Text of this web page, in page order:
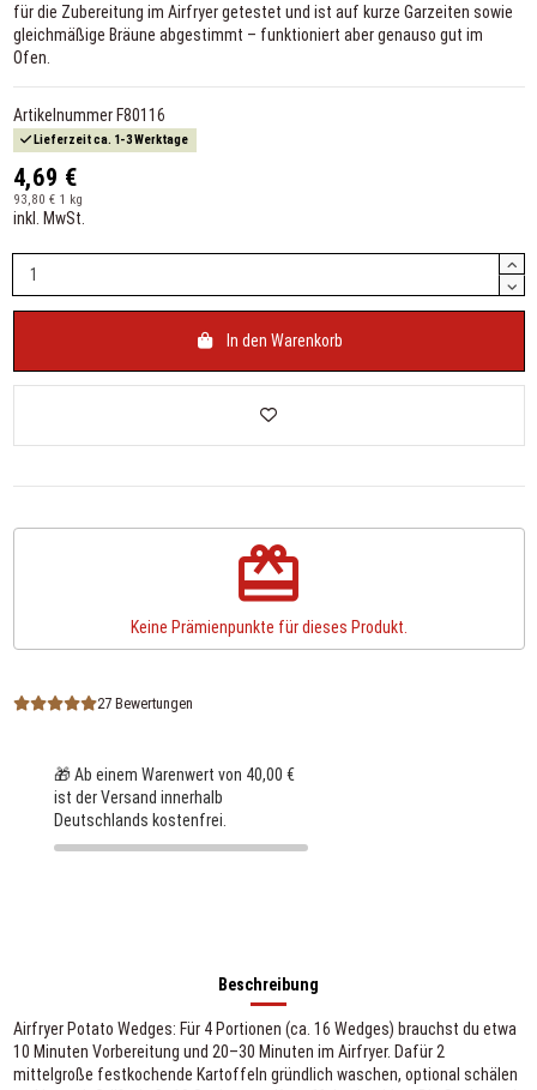
für die Zubereitung im Airfryer getestet und ist auf kurze Garzeiten sowie
gleichmäßige Bräune abgestimmt – funktioniert aber genauso gut im
Ofen.
Artikelnummer F80116
Lieferzeit ca. 1-3 Werktage
4,69 €
93,80 € 1 kg
inkl. MwSt.
In den Warenkorb
redeem
Keine Prämienpunkte für dieses Produkt.
27 Bewertungen
🎁 Ab einem Warenwert von 40,00 €
ist der Versand innerhalb
Deutschlands kostenfrei.
Beschreibung
Airfryer Potato Wedges: Für 4 Portionen (ca. 16 Wedges) brauchst du etwa
10 Minuten Vorbereitung und 20–30 Minuten im Airfryer. Dafür 2
mittelgroße festkochende Kartoffeln gründlich waschen, optional schälen